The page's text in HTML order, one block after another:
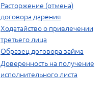
Расторжение (отмена)
договора дарения
Ходатайство о привлечении
третьего лица
Образец договора займа
Доверенность на получение
исполнительного листа